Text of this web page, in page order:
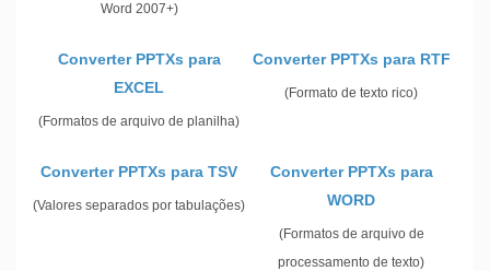
Word 2007+)
Converter PPTXs para
EXCEL
(Formatos de arquivo de planilha)
Converter PPTXs para RTF
(Formato de texto rico)
Converter PPTXs para TSV
(Valores separados por tabulações)
Converter PPTXs para
WORD
(Formatos de arquivo de
processamento de texto)